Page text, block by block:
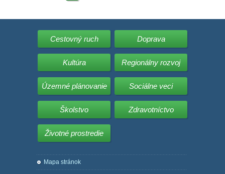
Cestovný ruch Doprava
Kultúra Regionálny rozvoj
Územné plánovanie Sociálne veci
Školstvo Zdravotníctvo
Životné prostredie
Mapa stránok